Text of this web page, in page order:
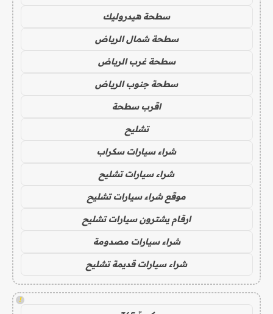
سطحة هيدروليك
سطحة شمال الرياض
سطحة غرب الرياض
سطحة جنوب الرياض
اقرب سطحة
تشليح
شراء سيارات سكراب
شراء سيارات تشليح
موقع شراء سيارات تشليح
ارقام يشترون سيارات تشليح
شراء سيارات مصدومة
شراء سيارات قديمة تشليح
!